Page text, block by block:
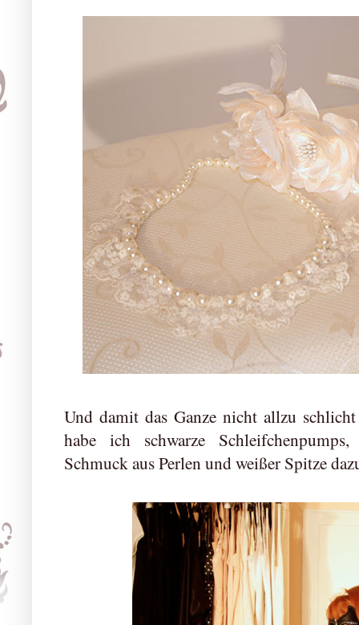
Und damit das Ganze nicht allzu
habe ich schwarze
Schmuck aus Perlen und weißer Spitze